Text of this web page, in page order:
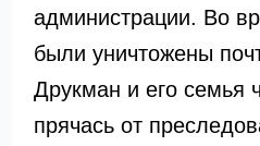
администрации. Во
были уничтожены
Друкман и его семья
прячась от